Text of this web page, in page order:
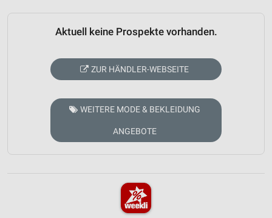
Aktuell keine Prospekte vorhanden.
ZUR HÄNDLER-WEBSEITE
WEITERE MODE & BEKLEIDUNG
ANGEBOTE